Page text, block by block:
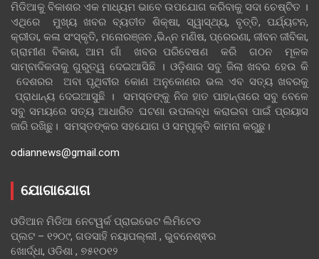
ମିଡିଆକୁ ବିକାଶର ଏକ ମାଧ୍ୟମ ଭାବେ ଉପଯୋଗ କରିବାକୁ ସଦା ଚେଷ୍ଟିତ ।
ଏଥିରେ ମୁଖ୍ୟ ଖବର ବ୍ୟତୀତ ଶିକ୍ଷା, ସ୍ୱାସ୍ଥ୍ୟ, ବୃତ୍ତି, ପର୍ଯ୍ୟଟନ,
କ୍ରୀଡା, କଳା ସଂସ୍କୃତି, ମନୋରଞ୍ଜନ ,ଭିନ୍ନ ମଣିଷ, ପ୍ରେରଣା, ଜୀବନ ଜୀବିକା,
ଗ୍ରାମୀଣ ବିକାଶ, ଆମ ଗାଁ ଖବର ପରିବେଷଣ କରି ଗଠନ ମୂଳକ
ସାମ୍ବାଦିକତାକୁ ଗୁରୁତ୍ୱ ଦେଇଆସିଛି । ଓଡ଼ିଶାର ସବୁ ଜିଲା ଖବର ହେଉ କି
ଦେଶରର ଅବା ପୃଥିବୀର କୋଣ ଅନୁକୋଣର ଭଲ ଏବ ସତ୍ୟ ଖବରକୁ
ପ୍ରାଧାନ୍ୟ ଦେଇଆସୁଛି । ସମସ୍ତଙ୍କୁ ନିଜ ହାତ ପାହାନ୍ତାରେ ସବୁ ବେଳେ
ସବୁ ସମୟରେ ସତ୍ୟ ଆଧାରିତ ଘଟଣା ଉପଲବ୍ଧ କରାଇବା ପାଇଁ ପ୍ରୟାସ
ଜାରି ରଖିଛୁ। ସମସ୍ତଙ୍କର ସହଯୋଗ ଓ ସମ୍ପୃକ୍ତି କାମନା କରୁଛୁ।
odiannews@gmail.com
ଯୋଗାଯୋଗ
ଓଡିଆନ ମିଡିଆ ନେଟୱର୍କ ପ୍ରାଇଭେଟ ଲିମିଟେଡ
ପ୍ଲଟ – ୧୨୦୯, ଗଡସାହି ନୟାପଲ୍ଲୀ , ଭୁବନେଶ୍ଵର
ଖୋର୍ଦ୍ଧା, ଓଡିଶା , ୭୫୧୦୧୨